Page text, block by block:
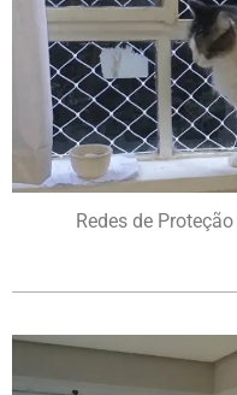
Redes de